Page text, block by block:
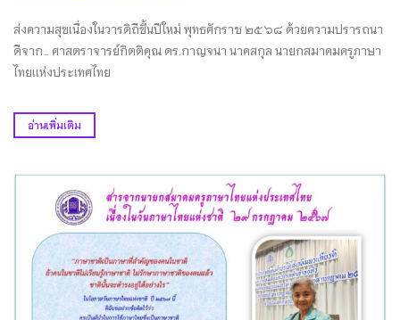
ส่งความสุขเนื่องในวารดิถีขึ้นปีใหม่ พุทธศักราช ๒๕๖๘ ด้วยความปรารถนา
ดีจาก… ศาสตราจารย์กิตติคุณ ดร.กาญจนา นาคสกุล นายกสมาคมครูภาษา
ไทยเเห่งประเทศไทย
อ่านเพิ่มเติม